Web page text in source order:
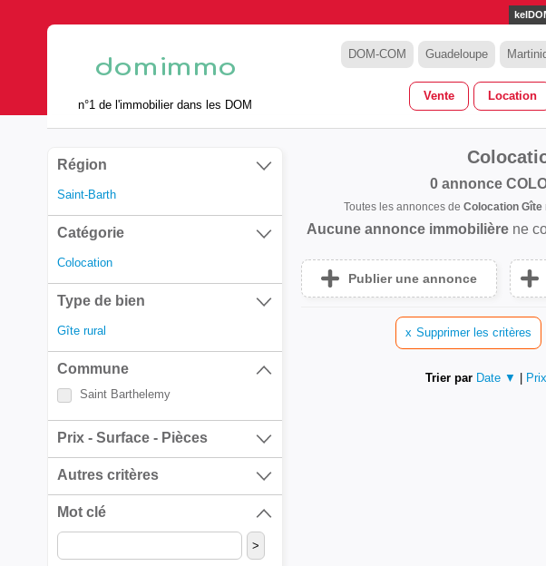
n°1 de l'immobilier dans les DOM
DOM-COM Guadeloupe
Vente Location
Région
Saint-Barth
Catégorie
Colocation
Type de bien
Gîte rural
Commune
Saint Barthelemy
Prix - Surface - Pièces
Autres critères
Mot clé
0 annonce
Toutes les annonces de Colocation
Aucune annonce immobilièrene
Publier une annonce
x Supprimer les critères
Trier par Date ▼ Prix